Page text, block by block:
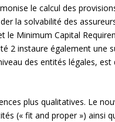
le calcul des
la solvabilité des
le Minimum Capital
2 instaure également une
des entités légales,
plus qualitatives. Le
(« fit and proper ») ainsi